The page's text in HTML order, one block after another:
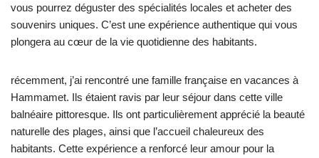
vous pourrez déguster des spécialités locales et acheter des
souvenirs uniques. C’est une expérience authentique qui vous
plongera au cœur de la vie quotidienne des habitants.
récemment, j’ai rencontré une famille française en vacances à
Hammamet. Ils étaient ravis par leur séjour dans cette ville
balnéaire pittoresque. Ils ont particulièrement apprécié la beauté
naturelle des plages, ainsi que l’accueil chaleureux des
habitants. Cette expérience a renforcé leur amour pour la